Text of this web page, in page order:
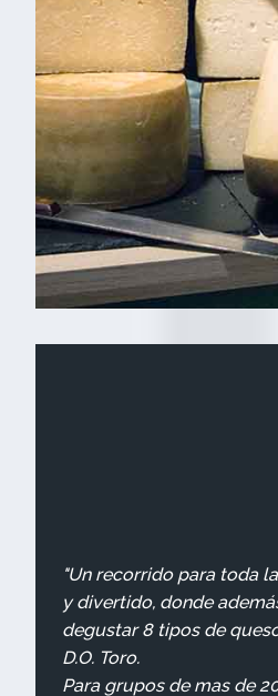
"Un recorrido para toda
y divertido, donde
degustar 8 tipos de
D.O. Toro.
Para grupos de mas de